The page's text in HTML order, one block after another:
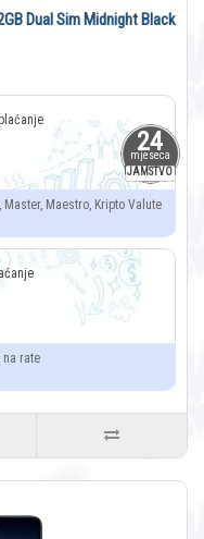
24
mjeseca
JAMSTVO
Dual Sim Midnight Black
Maestro, Kripto Valute
na rate